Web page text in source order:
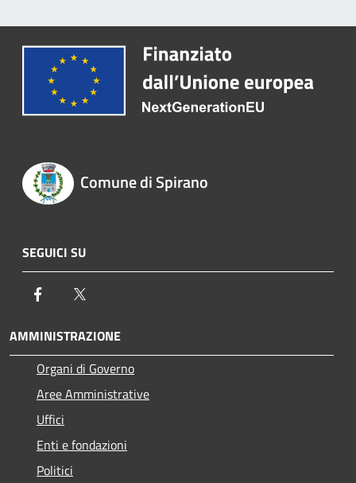
Comune di Spirano
SEGUICI SU
Facebook
AMMINISTRAZIONE
Organi di Governo
Aree Amministrative
Uffici
Enti e fondazioni
Politici